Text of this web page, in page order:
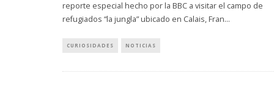
reporte especial hecho por la BBC a visitar el campo de
refugiados “la jungla” ubicado en Calais, Fran...
CURIOSIDADES NOTICIAS